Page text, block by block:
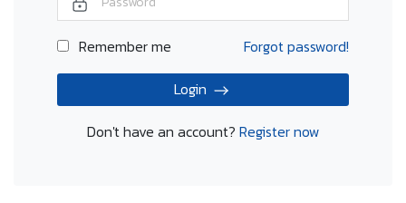
Remember me
Forgot password!
Login
Don't have an account? Register now